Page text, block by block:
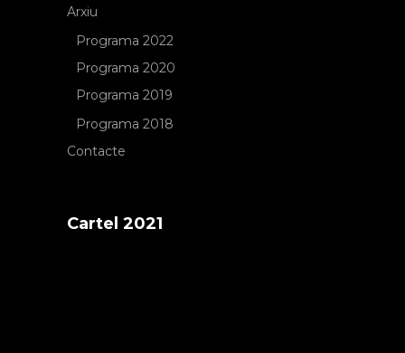
Arxiu
Programa 2022
Programa 2020
Programa 2019
Programa 2018
Contacte
Cartel 2021